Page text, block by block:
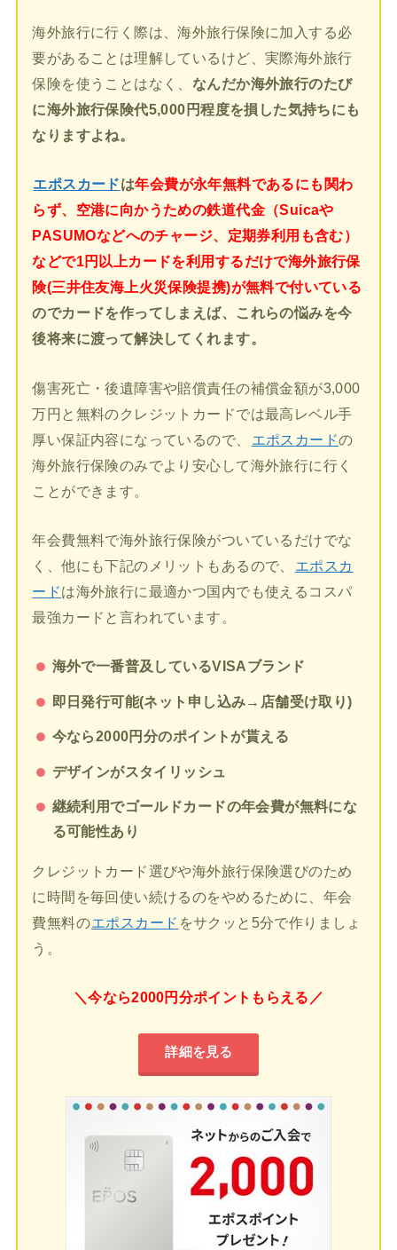
海外旅行に行く際は、海外旅行保険に加入する必
要があることは理解しているけど、実際海外旅行
保険を使うことはなく、 なんだか海外旅行のたび
に海外旅行保険代5,000円程度を損した気持ちにも
なりますよね。
エポスカードは年会費が永年無料であるにも関わ
らず、空港に向かうための鉄道代金（Suicaや
PASUMOなどへのチャージ、定期券利用も含む）
などで1円以上カードを利用するだけで海外旅行保
険(三井住友海上火災保険提携)が無料で付いている
のでカードを作ってしまえば、これらの悩みを今
後将来に渡って解決してくれます。
傷害死亡・後遺障害や賠償責任の補償金額が3,000
万円と無料のクレジットカードでは最高レベル手
厚い保証内容になっているので、
エポスカードの
海外旅行保険のみでより安心して海外旅行に行く
ことができます。
年会費無料で海外旅行保険がついているだけでな
く、他にも下記のメリットもあるので、
エポスカ
ードは海外旅行に最適かつ国内でも使えるコスパ
最強カードと言われています。
海外で一番普及しているVISAブランド
即日発行可能(ネット申し込み→店舗受け取り)
今なら2000円分のポイントが貰える
デザインがスタイリッシュ
継続利用でゴールドカードの年会費が無料にな
る可能性あり
クレジットカード選びや海外旅行保険選びのため
に時間を毎回使い続けるのをやめるために、年会
費無料のエポスカード をサクッと5分で作りましょ
う。
＼今なら2000円分ポイントもらえる／
詳細を見る